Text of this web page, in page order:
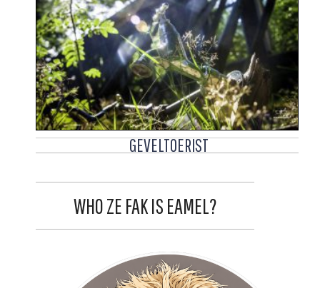
GEVELTOERIST
WHO ZE FAK IS EAMEL?